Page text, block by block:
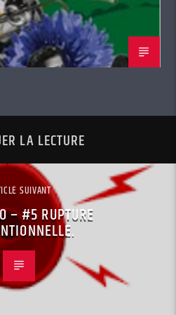
LA LECTURE
SUIVANT
– #5 RUPTURE